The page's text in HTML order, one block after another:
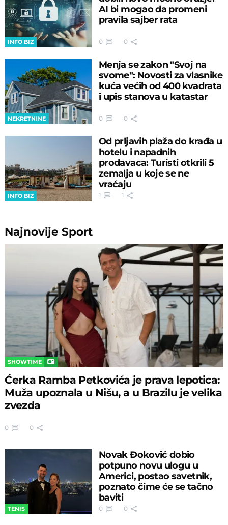
INFO BIZ
AI bi mogao da promeni
pravila sajber rata
0 0
NEKRETNINE
Menja se zakon "Svoj na
svome": Novosti za vlasnike
kuća većih od 400 kvadrata
i upis stanova u katastar
0 0
INFO BIZ
Od prljavih plaža do krađa u
hotelu i napadnih
prodavaca: Turisti otkrili 5
zemalja u koje se ne
vraćaju
1 1
NajnovijeSport
SHOWTIME
Ćerka Ramba Petkovića je prava lepotica:
Muža upoznala u Nišu, a u Brazilu je velika
zvezda
0 0
TENIS
Novak Đoković dobio
potpuno novu ulogu u
Americi, postao savetnik,
poznato čime će se tačno
baviti
0 0